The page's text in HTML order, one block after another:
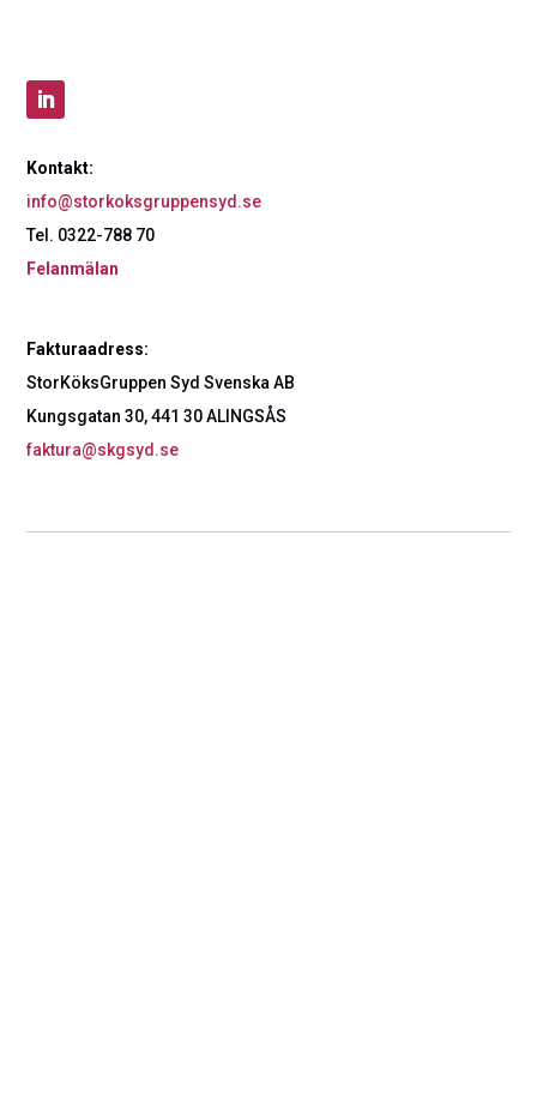
Kontakt:
info@storkoksgruppensyd.se
Tel. 0322-788 70
Felanmälan
Fakturaadress:
StorKöksGruppen Syd Svenska AB
Kungsgatan 30, 441 30 ALINGSÅS
faktura@skgsyd.se